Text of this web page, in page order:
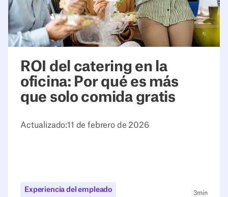
ROI del catering en la
oficina: Por qué es más
que solo comida gratis
Actualizado:11 de febrero de 2026
Experiencia del empleado 3min